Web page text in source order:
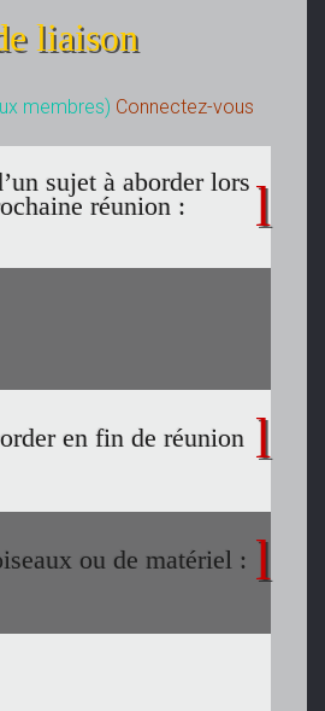
liaison
membres) Connectez-vous
sujet à aborder lors
réunion :
en fin de réunion
ou de matériel :